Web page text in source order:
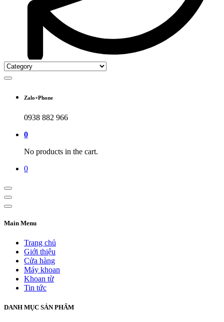
Zalo+Phone
0938 882 966
0
No products in the cart.
0
Main Menu
Trang chủ
Giới thiệu
Cửa hàng
Máy khoan
Khoan từ
Tin tức
DANH MỤC SẢN PHẨM